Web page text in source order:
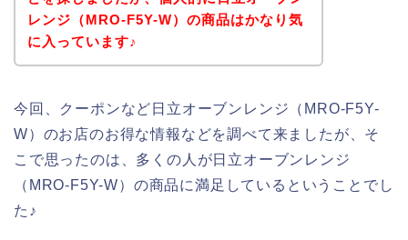
レンジ（MRO-F5Y-W）の商品はかなり気
に入っています♪
今回、クーポンなど日立オーブンレンジ（MRO-F5Y-
W）のお店のお得な情報などを調べて来ましたが、そ
こで思ったのは、多くの人が日立オーブンレンジ
（MRO-F5Y-W）の商品に満足しているということでし
た♪